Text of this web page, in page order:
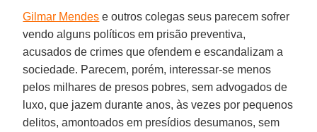
Gilmar Mendes e outros colegas seus parecem sofrer
vendo alguns políticos em prisão preventiva,
acusados de crimes que ofendem e escandalizam a
sociedade. Parecem, porém, interessar-se menos
pelos milhares de presos pobres, sem advogados de
luxo, que jazem durante anos, às vezes por pequenos
delitos, amontoados em presídios desumanos, sem